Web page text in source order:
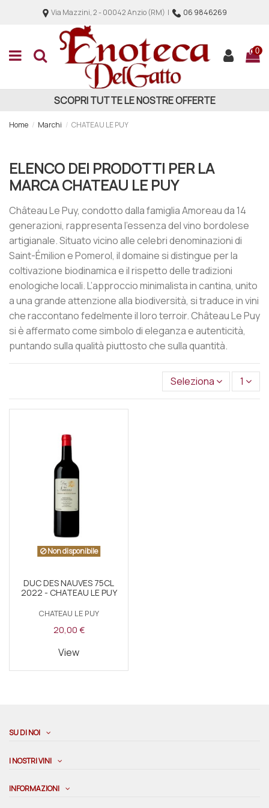
Via Mazzini, 2 - 00042 Anzio (RM) | 06 9846269
0
SCOPRI TUTTE LE NOSTRE OFFERTE
Home Marchi CHATEAU LE PUY
ELENCO DEI PRODOTTI PER LA
MARCA CHATEAU LE PUY
Château Le Puy, condotto dalla famiglia Amoreau da 14
generazioni, rappresenta l’essenza del vino bordolese
artigianale. Situato vicino alle celebri denominazioni di
Saint-Émilion e Pomerol, il domaine si distingue per la
coltivazione biodinamica e il rispetto delle tradizioni
enologiche locali. L’approccio minimalista in cantina, unito
a una grande attenzione alla biodiversità, si traduce in vini
che raccontano fedelmente il loro terroir. Château Le Puy
si è affermato come simbolo di eleganza e autenticità,
puntando sulla qualità piuttosto che sulla quantità.
Seleziona 1
Non disponibile
DUC DES NAUVES 75CL
2022 - CHATEAU LE PUY
CHATEAU LE PUY
20,00 €
View
SU DI NOI
I NOSTRI VINI
INFORMAZIONI